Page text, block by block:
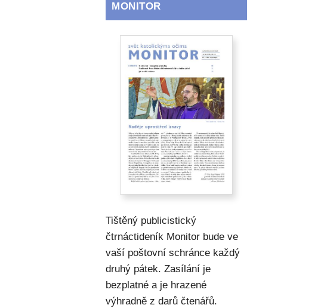
MONITOR
Tištěný publicistický
čtrnáctideník Monitor bude ve
vaší poštovní schránce každý
druhý pátek. Zasílání je
bezplatné a je hrazené
výhradně z darů čtenářů.